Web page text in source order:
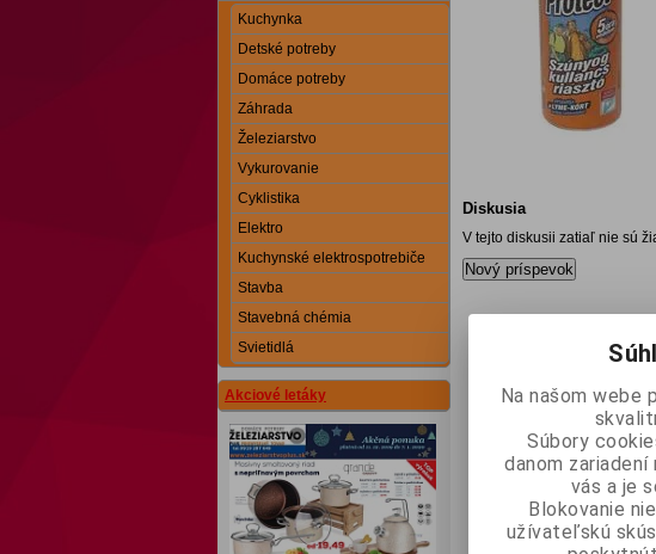
Kuchynka
Detské potreby
Domáce potreby
Záhrada
Železiarstvo
Vykurovanie
Cyklistika
Elektro
Kuchynské elektrospotrebiče
Stavba
Stavebná chémia
Svietidlá
Akciové letáky
Diskusia
V tejto diskusii zatiaľ nie sú
Nový príspevok
Na našom webe
Súbory
danom
vás a je
Blokovanie
užívateľskú